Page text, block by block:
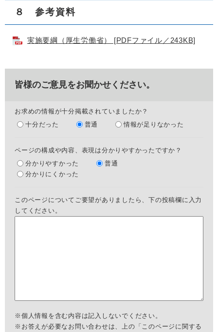
８ 参考資料
実施要綱（厚生労働省） [PDFファイル／243KB]
皆様のご意見をお聞かせください。
お求めの情報が十分掲載されていましたか？
十分だった
普通 情報が足りなかった
ページの構成や内容、表現は分かりやすかったですか？
分かりやすかった
普通
分かりにくかった
このページについてご要望がありましたら、下の投稿欄に入力
してください。
※個人情報を含む内容は記入しないでください。
※お答えが必要なお問い合わせは、上の「このページに関する